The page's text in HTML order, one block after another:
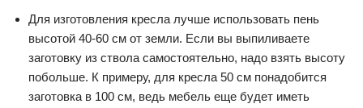
Для изготовления кресла лучше использовать пень
высотой 40-60 см от земли. Если вы выпиливаете
заготовку из ствола самостоятельно, надо взять высоту
побольше. К примеру, для кресла 50 см понадобится
заготовка в 100 см, ведь мебель еще будет иметь